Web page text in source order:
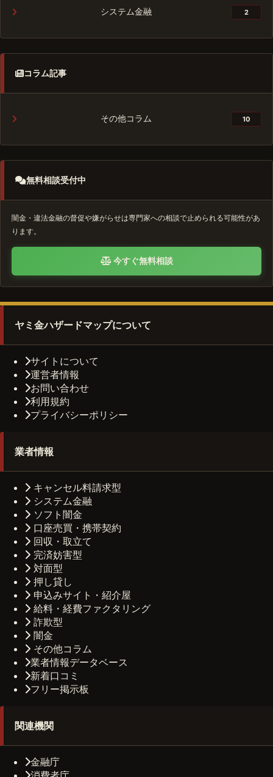
システム金融 2
コラム記事
その他コラム 10
無料相談受付中
闇金・違法金融の督促や嫌がらせは専門家への相談で止められる可能性があ
ります。
今すぐ無料相談
ヤミ金ハザードマップについて
サイトについて
運営者情報
お問い合わせ
利用規約
プライバシーポリシー
業者情報
キャンセル料請求型
システム金融
ソフト闇金
口座売買・携帯契約
回収・取立て
完済妨害型
対面型
押し貸し
申込みサイト・紹介屋
給料・経費ファクタリング
詐欺型
闇金
その他コラム
業者情報データベース
新着口コミ
フリー掲示板
関連機関
金融庁